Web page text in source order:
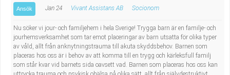
Ansök Jan 24 Vivant Assistans AB Socionom
Nu söker vi jour- och familjehem i hela Sverige! Trygga barn är en familje- och
jourhemsverksamhet som tar emot placeringar av barn utsatta för olika typer
av våld, allt från anknytningstrauma till akuta skyddsbehov. Barnen som
placeras hos oss är i behov av att komma till en trygg och kärleksfull familj
som står kvar vid barnets sida oavsett vad. Barnen som placeras hos oss kan